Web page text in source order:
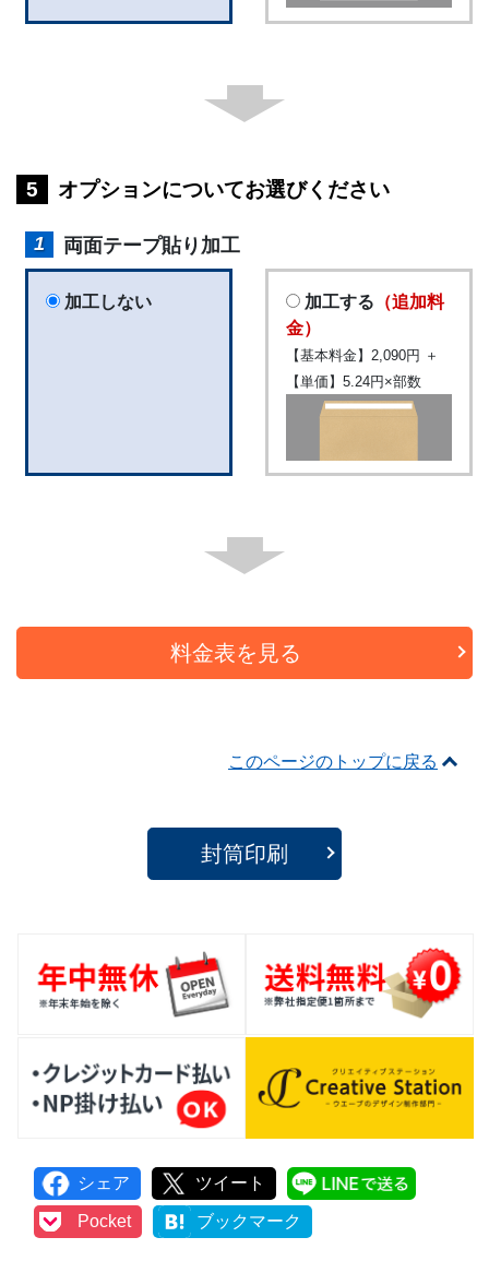
オプションについてお選びください
両面テープ貼り加工
加工しない 加工する （追加料
金）
【基本料金】2,090円 ＋
【単価】5.24円×部数
料金表を見る
このページのトップに戻る
封筒印刷
シェア ツイート
Pocket ブックマーク